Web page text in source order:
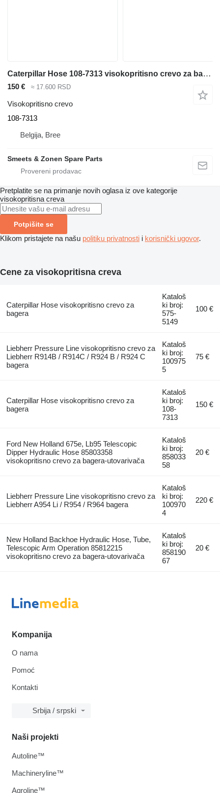
Caterpillar Hose 108-7313 visokopritisno crevo za bagera
150 € ≈ 17.600 RSD
Visokopritisno crevo
108-7313
Belgija, Bree
Smeets & Zonen Spare Parts
Pretplatite se na primanje novih oglasa iz ove kategorije
visokopritisna creva
Potpišite se
Klikom pristajete na našu politiku privatnosti i korisnički ugovor.
Cene za visokopritisna creva
Caterpillar Hose visokopritisno crevo za
bagera
Kataloš
ki broj:
575-
5149
100 €
Liebherr Pressure Line visokopritisno crevo za
Liebherr R914B / R914C / R924 B / R924 C
bagera
Kataloš
ki broj:
100975
5
75 €
Caterpillar Hose visokopritisno crevo za
bagera
Kataloš
ki broj:
108-
7313
150 €
Ford New Holland 675e, Lb95 Telescopic
Dipper Hydraulic Hose 85803358
visokopritisno crevo za bagerа-utovarivačа
Kataloš
ki broj:
858033
58
20 €
Liebherr Pressure Line visokopritisno crevo za
Liebherr A954 Li / R954 / R964 bagera
Kataloš
ki broj:
100970
4
220 €
New Holland Backhoe Hydraulic Hose, Tube,
Telescopic Arm Operation 85812215
visokopritisno crevo za bagerа-utovarivačа
Kataloš
ki broj:
858190
67
20 €
Kompanija
O nama
Pomoć
Kontakti
Srbija / srpski
Naši projekti
Autoline™
Machineryline™
Agroline™